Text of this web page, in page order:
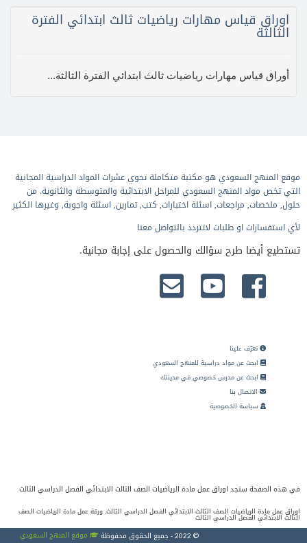
أوراق قياس مهارات رياضيات ثالث ابتدائي الفترة
الثالثة
أوراق قياس مهارات رياضيات ثالث ابتدائي الفترة الثالثة...
موقع المنهج السعودي هو مكتبة متكاملة تحوي عشرات المواد الدراسية المجانية
التي تخص مواد المنهج السعودي للمراحل الابتدائية والمتوسطة والثانوية. من
حلول, ملخصات, مراجعات, اسئلة اختبارات, كتب, تمارين, اسئلة واجوبة, وغيرها الكثير
لأي استفسارات او طلبات لاتتردد بالتواصل معنا
تستطيع أيضا طرح سؤالك والحصول على إجابة مجانية.
تعرّف علينا
ابحث عن مواد دراسية للمنهج السعودي
ابحث عن مدرس خصوصي في مدينتك
الاتصال بنا
سياسة الخصوصية
في هذه الصفحة ستجد اوراق عمل مادة الرياضيات الصف الثالث الابتدائي الفصل الدراسي الثالث
اوراق عمل مادة الرياضيات الصف الثالث الابتدائي الفصل الدراسي الثالث, ورقة عمل مادة الرياضيات الصف
الثالث الابتدائي الفصل الدراسي الثالث
© 2022 - جميع الحقوق محفوظة موقع المنهج السعودي